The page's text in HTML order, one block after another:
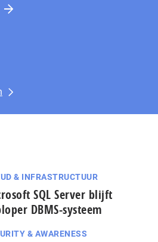
& INFRASTRUCTUUR
SQL Server blijft
DBMS-systeem
& AWARENESS